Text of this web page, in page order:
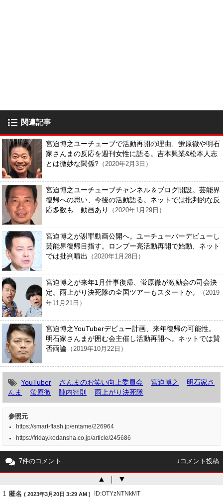
関連記事
宮迫博之ユーチューブで活動再開の理由、蛍原徹や明石
家さんまの反応を週刊女性に語る。吉本興業&松本人志
とは微妙な関係? （2020年2月3日）
宮迫博之ユーチューブチャンネル＆ブログ開設。芸能界
復帰への思い、今後の活動語る。ネットでは批判的な反
応多数も…動画あり
（2020年1月29日）
宮迫博之が謝罪動画公開へ。ユーチューバーデビューし
芸能界復帰目指す。ロンブー亮活動再開で始動、ネット
では批判噴出
（2020年1月28日）
宮迫博之が来年1月仕事復帰、蛍原徹が激励会の司会決
定。雨上がり決死隊の全国ツアーもスタートか。
（2019
年11月21日）
宮迫博之YouTuberデビュー計画、来年復帰の可能性。
明石家さんまが囲む会主催し活動再開へ。ネットでは賛
否両論 （2019年10月22日）
YouTuber さんまのお笑い向上委員会 宮迫博之
明石家さ
んま
蛍原徹 陣内智則 雨上がり決死隊
参照元
https://smart-flash.jp/entame/226964
https://friday.kodansha.co.jp/article/245686
7件のコメント ↓コメント投稿
▲ ｜ ▼
1 匿名 ( 2023年3月20日 3:29 AM ) ID:OTYzNTNkMT